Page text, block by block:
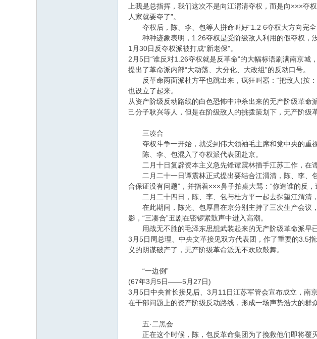
上我是总指挥，我们这次不是向江渭清夺权，而是向×××夺
人家就要夺了”。
夺权后，陈、李、包等人拼命叫好“1.2 6夺权大方向完全
种种迹象表明，1.26夺权是受阶级敌人利用的假夺权，没
1月30日反夺权派被打成“新老保”。
2月5日“谁反对1.26夺权就是反革命”的大幅标语刷满南京
提出了革命派内部“大动荡、大分化、大改组”的反动口号。
反革命两面派杜方平也跳出来，疯狂叫嚣：“把敌人(按：
也设立了起来。
从资产阶级反动路线的白色恐怖中冲杀出来的无产阶级革
己分子耿兴等人，但是在阶级敌人的挑拨策划下，无产阶级
三凑合
夺权斗争一开始，就受到伟大领袖毛主席和党中央的重视
陈、李、包混入了夺权派代表团赴京。
二月十日复辟资本主义急先锋谭震林插手江苏工作，在谭
二月二十一日谭震林正式提出要结合江渭清，陈、李、包
合保证没有问题”，并指着×××鼻子拍桌大骂：“你造谁的反，
二月二十四日，陈、李、包与杜方平一起去探望江渭清，
在此期间，陈光、包厚昌在京分别主持了三次生产会议
影，“三凑合”丑剧在密锣紧鼓声中进入高潮。
用战无不胜的毛泽东思想武装起来的无产阶级革命派早已
3月5日周总理、中央文革接见双方代表团，作了重要的3.5
义的阴谋破产了，无产阶级革命派无不欢欣鼓舞。
“一边倒”
(67年3月5日——5月27日)
3月5日中央首长接见后、3月11日江苏军管会宣布成立，南
在干部问题上的资产阶级反动路线，形成一场声势浩大的群
五·二黑会
正在这个时候，陈，包反革命集团为了挽救他们即将覆